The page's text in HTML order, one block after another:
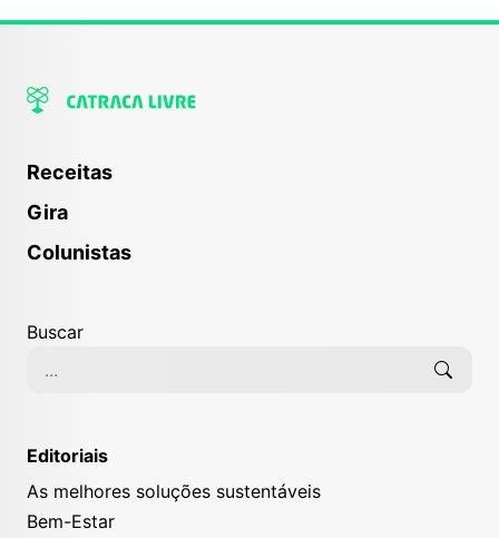
Receitas
Gira
Colunistas
Buscar
Editoriais
As melhores soluções sustentáveis
Bem-Estar